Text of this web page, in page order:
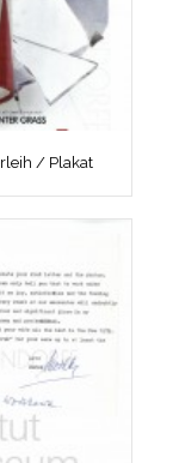
/ Plakat